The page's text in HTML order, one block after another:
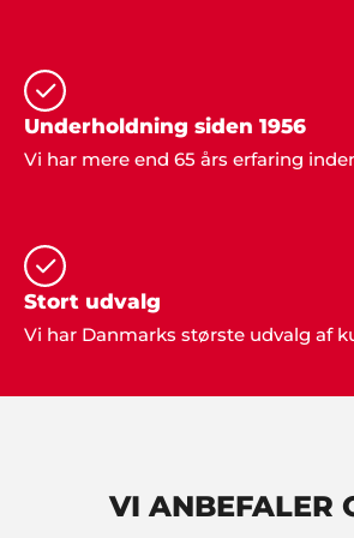
Festen blev helt forrygende".
Poul & Karin, Nivå
fremover. Mange tak til jer".
Underholdning siden 1956
Vi har mere end 65 års erfaring
Stort udvalg
Vi har Danmarks største udvalg af
VI ANBEFALER